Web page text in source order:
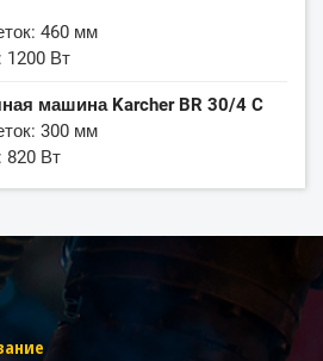
460 мм
Вт
машина Karcher BR 30/4 C
300 мм
820 Вт